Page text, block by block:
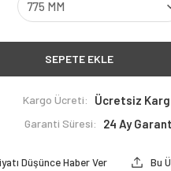
SEPETE EKLE
Kargo Ücreti: Ücretsiz
Garanti Süresi: 24 Ay
Düşünce Haber Ver Bu